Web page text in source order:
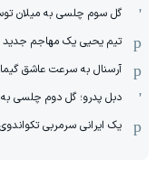
گل سوم چلسی به میلان
تیم یحیی یک مهاجم جدید
آرسنال به سرعت عاشق
دبل پدرو؛ گل دوم چلسی به
یک ایرانی سرمربی